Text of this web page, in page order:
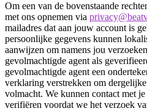
Om een van de bovenstaande
met ons opnemen via
mailadres dat aan jouw account is
persoonlijke gegevens kunnen
aanwijzen om namens jou
gevolmachtigde agent als
gevolmachtigde agent een
verklaring verstrekken om
volmacht. We kunnen contact met
verifiëren voordat we het verzoek